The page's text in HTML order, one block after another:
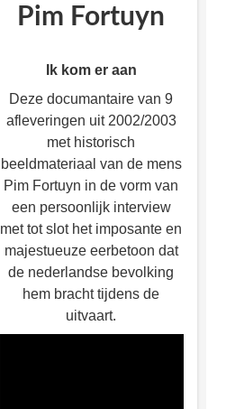
Pim Fortuyn
Ik kom er aan
Deze documantaire van 9
afleveringen uit 2002/2003
met historisch
beeldmateriaal van de mens
Pim Fortuyn in de vorm van
een persoonlijk interview
met tot slot het imposante en
majestueuze eerbetoon dat
de nederlandse bevolking
hem bracht tijdens de
uitvaart.